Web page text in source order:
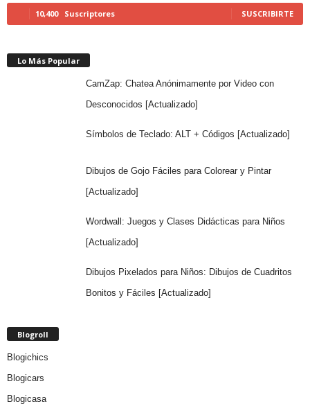
10,400 Suscriptores SUSCRIBIRTE
Lo Más Popular
CamZap: Chatea Anónimamente por Video con
Desconocidos [Actualizado]
Símbolos de Teclado: ALT + Códigos [Actualizado]
Dibujos de Gojo Fáciles para Colorear y Pintar
[Actualizado]
Wordwall: Juegos y Clases Didácticas para Niños
[Actualizado]
Dibujos Pixelados para Niños: Dibujos de Cuadritos
Bonitos y Fáciles [Actualizado]
Blogroll
Blogichics
Blogicars
Blogicasa